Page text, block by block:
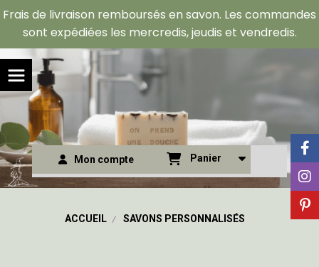
Frais de livraison remboursés en savon. Les commandes
sont expédiées les mercredis, jeudis et vendredis.
Mon compte Panier
ACCUEIL SAVONS PERSONNALISÉS